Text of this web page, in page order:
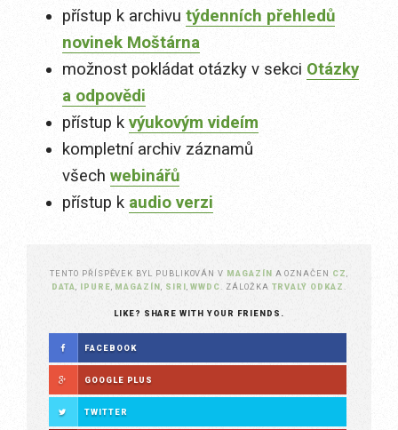
přístup k archivu týdenních přehledů
novinek Moštárna
možnost pokládat otázky v sekci Otázky
a odpovědi
přístup k výukovým videím
kompletní archiv záznamů
všech webinářů
přístup k audio verzi
TENTO PŘÍSPĚVEK BYL PUBLIKOVÁN V MAGAZÍN A OZNAČEN CZ
DATA
IPURE MAGAZÍN SIRI ,WWDC . ZÁLOŽKA TRVALÝ ODKAZ
LIKE? SHARE WITH YOUR FRIENDS.
FACEBOOK
GOOGLE PLUS
TWITTER